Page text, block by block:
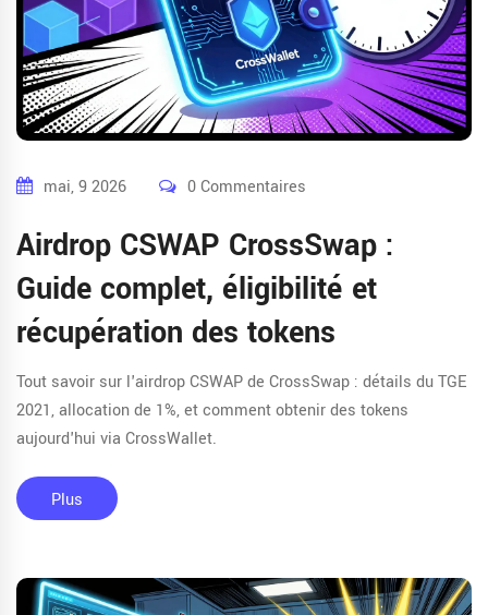
mai, 9 2026 0 Commentaires
Airdrop CSWAP CrossSwap :
Guide complet, éligibilité et
récupération des tokens
Tout savoir sur l'airdrop CSWAP de CrossSwap : détails du TGE
2021, allocation de 1%, et comment obtenir des tokens
aujourd'hui via CrossWallet.
Plus